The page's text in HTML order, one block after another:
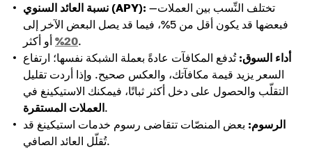
نسبة العائد السنوي (APY):
فبعضها قد يكون أقل من 5%، فيما قد يصل البعض الآخر إلى
20%أو أكثر.
أداء السوق: تُدفع المكافآت عادةً بعملة الشبكة نفسها؛ ارتفاع
السعر يزيد قيمة مكافآتك، والعكس صحيح. وإذا أردت تقليل
التقلّب والحصول على دخل أكثر ثباتًا، فيمكنك الاستيكينغ في
العملات المستقرة.
الرسوم: بعض المنصّات تتقاضى رسوم خدمات استيكينغ قد
تُقلّل العائد الصافي.